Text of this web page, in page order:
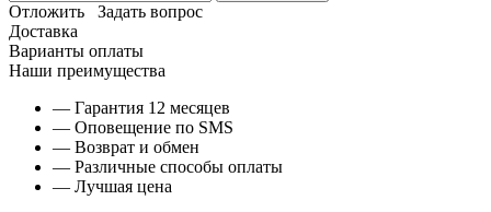
Отложить
Задать вопрос
Доставка
Варианты оплаты
Наши преимущества
— Гарантия 12 месяцев
— Оповещение по SMS
— Возврат и обмен
— Различные способы оплаты
— Лучшая цена